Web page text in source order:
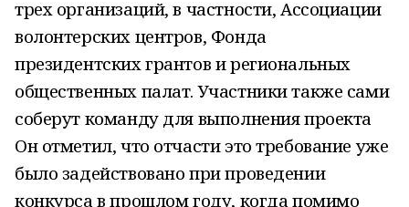
трех организаций, в частности, Ассоциации
волонтерских центров, Фонда
президентских грантов и региональных
общественных палат. Участники также сами
соберут команду для выполнения проекта
Он отметил, что отчасти это требование уже
было задействовано при проведении
конкурса в прошлом году, когда помимо